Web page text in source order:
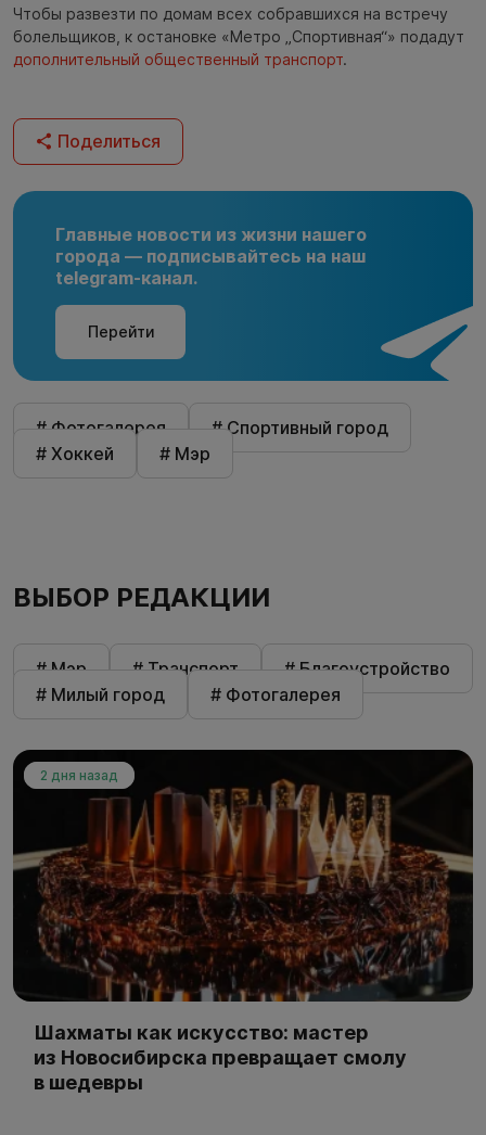
Чтобы развезти по домам всех собравшихся на встречу
болельщиков, к остановке «Метро „Спортивная“» подадут
дополнительный общественный транспорт.
Поделиться
Главные новости из жизни нашего
города — подписывайтесь на наш
telegram-канал.
Перейти
# Фотогалерея
# Спортивный город
# Хоккей
# Мэр
ВЫБОР РЕДАКЦИИ
# Мэр # Транспорт
# Благоустройство
# Милый город
# Фотогалерея
2 дня назад
Шахматы как искусство: мастер
из Новосибирска превращает смолу
в шедевры